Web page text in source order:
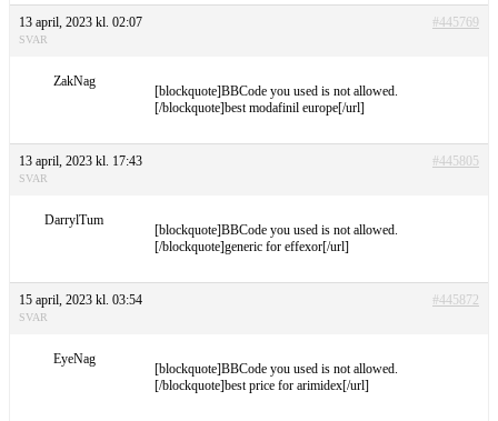
13 april, 2023 kl. 02:07 #445769
SVAR
ZakNag
[blockquote]BBCode you used is not allowed.
[/blockquote]best modafinil europe[/url]
13 april, 2023 kl. 17:43 #445805
SVAR
DarrylTum
[blockquote]BBCode you used is not allowed.
[/blockquote]generic for effexor[/url]
15 april, 2023 kl. 03:54 #445872
SVAR
EyeNag
[blockquote]BBCode you used is not allowed.
[/blockquote]best price for arimidex[/url]